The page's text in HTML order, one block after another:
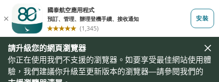
請升級您的網頁瀏覽器
你正在使用我們不支援的瀏覽器。如要享受最佳網站使用體
驗，我們建議你升級至更新版本的瀏覽器—請參閱我們的